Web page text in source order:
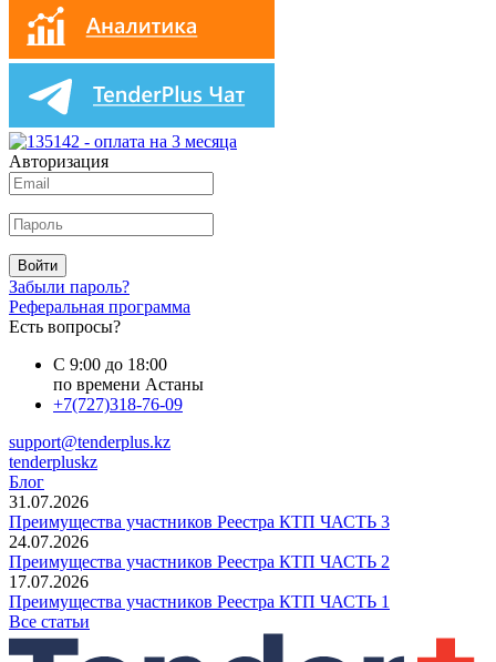
Авторизация
Войти
Забыли пароль?
Реферальная программа
Есть вопросы?
С 9:00 до 18:00
по времени Астаны
+7(727)318-76-09
support@tenderplus.kz
tenderpluskz
Блог
31.07.2026
Преимущества участников Реестра КТП ЧАСТЬ 3
24.07.2026
Преимущества участников Реестра КТП ЧАСТЬ 2
17.07.2026
Преимущества участников Реестра КТП ЧАСТЬ 1
Все статьи